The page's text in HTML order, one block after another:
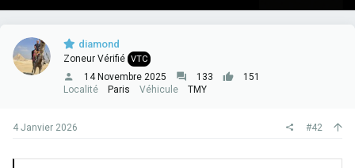
diamond
Zoneur Vérifié VTC
14 Novembre 2025 133
151
Localité
Paris Véhicule TMY
4 Janvier 2026 #42